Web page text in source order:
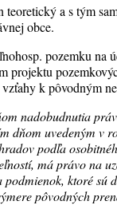
teoretický a s tým
obce.
pozemku
projektu
k pôvodným
nadobudnutia
dňom uvedeným v
podľa
má právo na
ktoré
pôvodných